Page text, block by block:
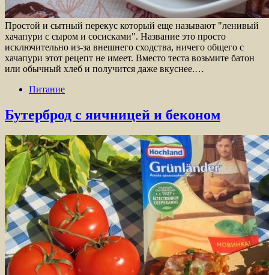
Простой и сытный перекус который еще называют "ленивый
хачапури с сыром и сосисками". Название это просто
исключительно из-за внешнего сходства, ничего общего с
хачапури этот рецепт не имеет. Вместо теста возьмите батон
или обычный хлеб и получится даже вкуснее.…
Питание
Бутерброд с яичницей и беконом